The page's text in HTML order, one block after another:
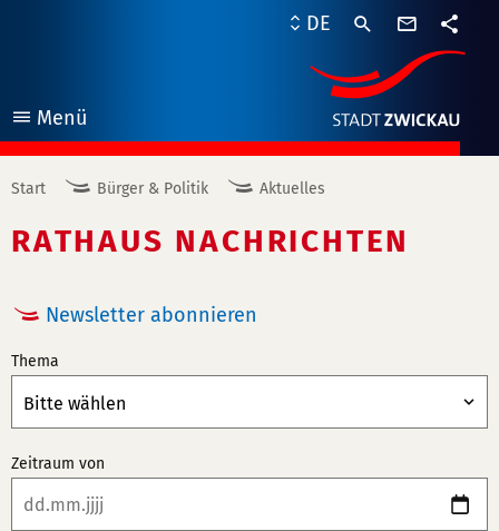
Menü
öffnen
DE
Start Bürger & Politik Aktuelles
RATHAUS NACHRICHTEN
Newsletter abonnieren
Thema
Zeitraum von